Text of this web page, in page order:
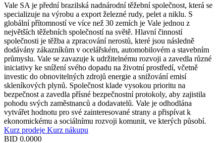
Vale SA je přední brazilská nadnárodní těžební společnost, která se
specializuje na výrobu a export železné rudy, pelet a niklu. S
globální přítomností ve více než 30 zemích je Vale jednou z
největších těžebních společností na světě. Hlavní činností
společnosti je těžba a zpracování nerostů, které jsou následně
dodávány zákazníkům v ocelářském, automobilovém a stavebním
průmyslu. Vale se zavazuje k udržitelnému rozvoji a zavedla různé
iniciativy ke snížení svého dopadu na životní prostředí, včetně
investic do obnovitelných zdrojů energie a snižování emisí
skleníkových plynů. Společnost klade vysokou prioritu na
bezpečnost a zavedla přísné bezpečnostní protokoly, aby zajistila
pohodu svých zaměstnanců a dodavatelů. Vale je odhodlána
vytvářet hodnotu pro své zainteresované strany a přispívat k
ekonomickému a sociálnímu rozvoji komunit, ve kterých působí.
Kurz prodeje Kurz nákupu
BID 0.0000